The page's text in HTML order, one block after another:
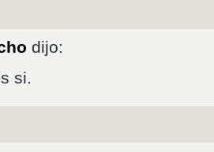
dijo:
si.